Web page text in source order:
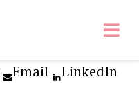
Email LinkedIn